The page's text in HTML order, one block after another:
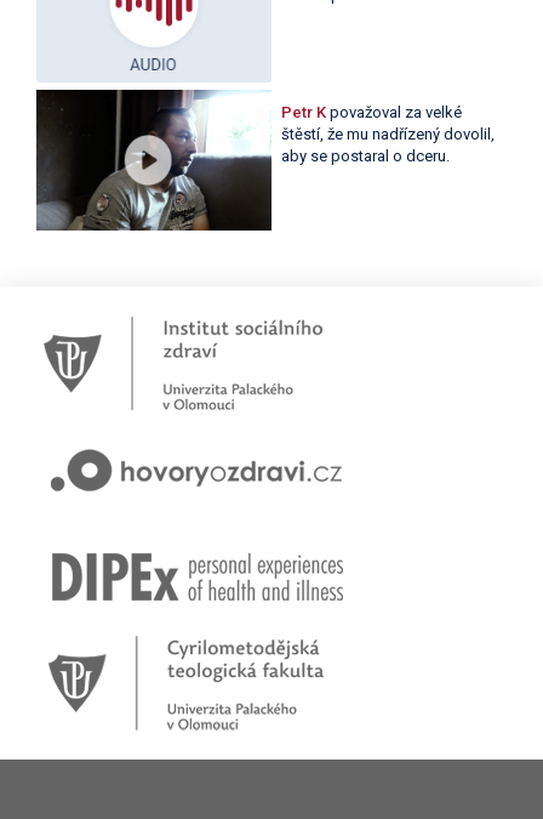
Petr K považoval za velké
štěstí, že mu nadřízený dovolil,
aby se postaral o dceru.